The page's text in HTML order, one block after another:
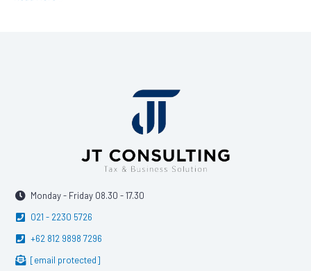
Monday - Friday 08.30 - 17.30
021 - 2230 5726
+62 812 9898 7296
[email protected]